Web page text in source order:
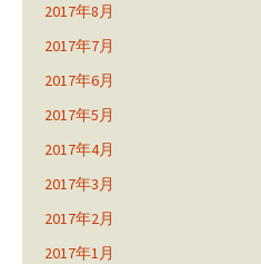
2017年8月
2017年7月
2017年6月
2017年5月
2017年4月
2017年3月
2017年2月
2017年1月